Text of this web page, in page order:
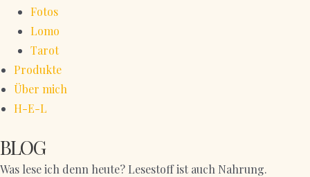
Fotos
Lomo
Tarot
Produkte
Über mich
H-E-L
BLOG
Was lese ich denn heute? Lesestoff ist auch Nahrung.